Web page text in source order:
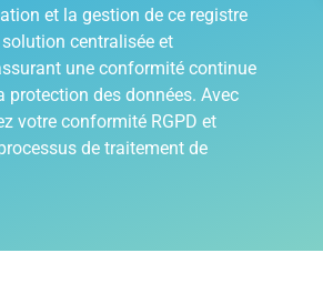
et la gestion de ce registre
centralisée et
une conformité continue
protection des données. Avec
votre conformité RGPD et
de traitement de